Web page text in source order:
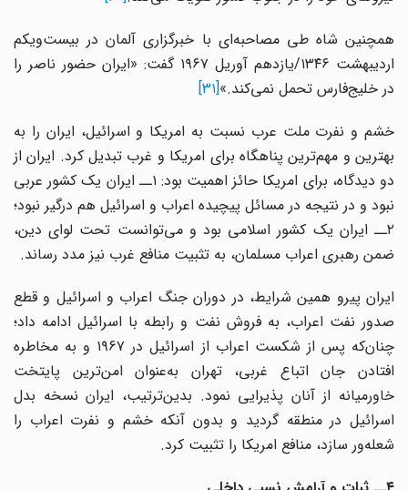
همچنین شاه طی مصاحبه‌ای با خبرگزاری آلمان در بیست‌ویکم
اردیبهشت ۱۳۴۶/یازدهم آوریل ۱۹۶۷ گفت: «ایران حضور ناصر را
در خلیج‌فارس تحمل نمی‌کند.»[۳۱]
خشم و نفرت ملت عرب نسبت به امریکا و اسرائیل، ایران را به
بهترین و مهم‌ترین پناهگاه برای امریکا و غرب تبدیل کرد. ایران از
دو دیدگاه، برای امریکا حائز اهمیت بود: ۱ــ ایران یک کشور عربی
نبود و در نتیجه در مسائل پیچیده اعراب و اسرائیل هم درگیر نبود؛
۲ــ ایران یک کشور اسلامی بود و می‌توانست تحت لوای دین،
ضمن رهبری اعراب مسلمان، به تثبیت منافع غرب نیز مدد رساند.
ایران پیرو همین شرایط، در دوران جنگ اعراب و اسرائیل و قطع
صدور نفت اعراب، به فروش نفت و رابطه با اسرائیل ادامه داد؛
چنان‌که پس از شکست اعراب از اسرائیل در ۱۹۶۷ و به مخاطره‌
افتادن جان اتباع غربی، تهران به‌عنوان امن‌ترین پایتخت
خاورمیانه از آنان پذیرایی نمود. بدین‌ترتیب، ایران نسخه بدل
اسرائیل در منطقه گردید و بدون آنکه خشم و نفرت اعراب را
شعله‌ور سازد، منافع امریکا را تثبیت کرد.